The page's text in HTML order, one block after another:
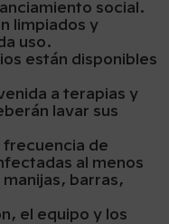
social.
limpiados y
uso.
están disponibles
a terapias y
lavar sus
frecuencia de
al menos
barras,
el equipo y los